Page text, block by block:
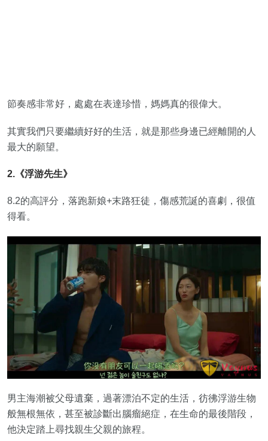
節奏感非常好，處處在表達珍惜，媽媽真的很偉大。
其實我們只要繼續好好的生活，就是那些身邊已經離開的人
最大的願望。
2.《浮游先生》
8.2的高評分，落跑新娘+末路狂徒，傷感荒誕的喜劇，很值
得看。
男主海潮被父母遺棄，過著漂泊不定的生活，彷彿浮游生物
般無根無依，甚至被診斷出腦瘤絕症，在生命的最後階段，
他決定踏上尋找親生父親的旅程。